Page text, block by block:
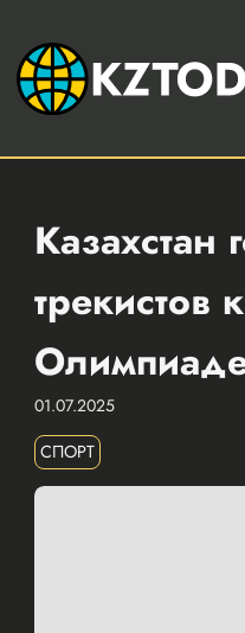
Казахстан
трекистов к
01.07.2025
СПОРТ